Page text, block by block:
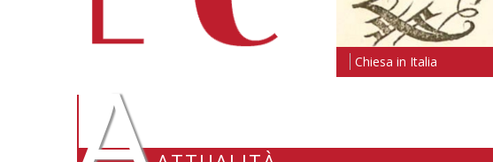
Chiesa in Italia